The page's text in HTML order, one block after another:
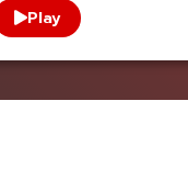
Play